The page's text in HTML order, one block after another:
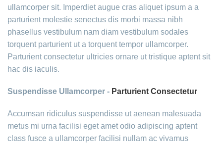
ullamcorper sit. Imperdiet augue cras aliquet ipsum a a
parturient molestie senectus dis morbi massa nibh
phasellus vestibulum nam diam vestibulum sodales
torquent parturient ut a torquent tempor ullamcorper.
Parturient consectetur ultricies ornare ut tristique aptent sit
hac dis iaculis.
Suspendisse Ullamcorper - Parturient Consectetur
Accumsan ridiculus suspendisse ut aenean malesuada
metus mi urna facilisi eget amet odio adipiscing aptent
class fusce a ullamcorper facilisi nullam ac vivamus